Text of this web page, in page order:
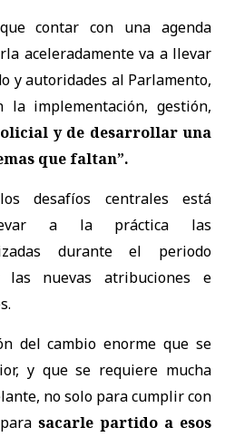
contar con una agenda
aceleradamente va a llevar
y autoridades al Parlamento,
implementación, gestión,
y de desarrollar una
que faltan”.
desafíos centrales está
a la práctica las
durante el periodo
las nuevas atribuciones e
del cambio enorme que se
y que se requiere mucha
no solo para cumplir con
sacarle partido a esos